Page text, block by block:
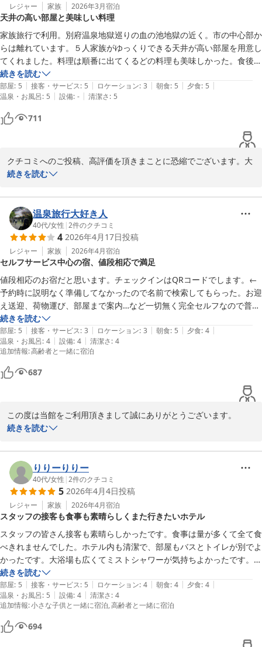
ゆとりろ別府　宗像
別府温泉 和モダン湯宿 ゆとりろ別府
2026-04-25
レジャー 家族 2026年3月宿泊
天井の高い部屋と美味しい料理
家族旅行で利用。別府温泉地獄巡りの血の池地獄の近く。市の中心部か
らは離れています。５人家族がゆっくりできる天井が高い部屋を用意し
てくれました。料理は順番に出てくるどの料理も美味しかった。食後の
フリードリンクサービス(焼酎含む)も良い。お土産コーナーはあまりあ
りません。
続きを読む
部屋: 5 | 接客・サービス: 5 | ロケーション: 3 | 朝食: 5 | 夕食: 5 |
温泉・お風呂: 5 | 設備: - | 清潔さ: 5
711
クチコミへのご投稿、高評価を頂きまことに恐縮でございます。大
変嬉しく思っております。
おもてなしの心を大切にしお客さまのご期待に添えるサービスを提
供していく所存でございます。
今後も多くのお客様に選ばれる旅館を目指し精進して参ります。
またこちらへお越しの際は、ぜひ当館をご利用ください。
ゆとりろ別府　伊東
別府温泉 和モダン湯宿 ゆとりろ別府
2026-04-22
続きを読む
温泉旅行大好き人
40代/女性 |2件のクチコミ
4 2026年4月17日投稿
レジャー 家族 2026年4月宿泊
セルフサービス中心の宿、値段相応で満足
値段相応のお宿だと思います。チェックインはQRコードでします。←
予約時に説明なく準備してなかったので名前で検索してもらった。お迎
え送迎、荷物運び、部屋まで案内…など一切無く完全セルフなので普通
の旅館とは違いますが、そういうのが煩わしい方や若者にはオススメ。
色浴衣、アメニティはロビーで選んで持っていくスタイル。←個人的に
は浴衣じゃなくて作務衣が良かった。浴衣は厚みがありゴワついてて、
とても寝苦しかった。お部屋は3人で15畳で十分な広さ。照明がどの部
屋も暗くて目の悪い私と年寄にはちょっと不便。洗面台は２つ。←人数
分の歯ブラシとドライヤー1つある。トイレは自動洗浄だったがフタが
壊れてた。←消臭剤なかった。部屋に少し大きめの冷蔵庫がありとても
助かった。←お湯沸かす用のお水が1本入ってたら良い。水道水はちょ
っと…。車を出せば近くにコンビニある。布団敷きもセルフ。←シーツ
は綺麗に敷くのが大変でした。ボックスタイプにしてほしい。お風呂に
一つ。大きめで着替えが隠れてとても良い。お風呂は貸切を予約。クレ
ンジングや洗顔料、化粧水、ボディソープ、シャンプーリンスありまし
た！ドライヤーもあり。←追加のタオルが置いてあればなお良いのに。
シャワーの位置が高く使いづらい。夕食はテーブル席で隣との目隠しが
欲しかった。フロアの方が近くに立っていて何度も目が合い食べにく
い。少なめとあったが普通の量。←カツオのサラダはちょっと生臭かっ
た。クロメのおみそ汁もちょっとクセあり。名物のりゅうきゅうも1切
れが大きくて食べにくい。料理長のサービスの一品を頂いた。←こうい
うのはテンション上がる！追加のアルコールやドリンクもす全てQRコ
ードで頼みます。その際テーブルNoを入れるスタイル。水、お茶はセ
ルフ。朝食は7:30から半セルフ。アジの干物は焼き立てがテーブルに来
ます。←油が乗って美味しい。ご飯もおかわり自由。中年女性客がおか
ラウンジにはフリードリンクがあり焼酎、ソフトドリンク、コーヒー、
黒豆麦茶など飲み放題。チェックアウトはスムーズに終わり、マツコ・
続きを読む
部屋: 5 | 接客・サービス: 3 | ロケーション: 3 | 朝食: 5 | 夕食: 4 |
温泉・お風呂: 4 | 設備: 4 | 清潔さ: 4
追加情報:高齢者と一緒に宿泊
687
この度は当館をご利用頂きまして誠にありがとうございます。
また、その際のご感想をお寄せ頂き、心より感謝いたします。
て参る所存にございます。
今回頂戴しましたご意見を基に、改めましてより良いサービス向上
を目指し精進して参ります。
またのご来館を楽しみにお待ちしております。
ゆとりろ別府　宗像
別府温泉 和モダン湯宿 ゆとりろ別府
2026-04-18
続きを読む
りりーりりー
40代/女性 |2件のクチコミ
5 2026年4月4日投稿
レジャー 家族 2026年4月宿泊
スタッフの接客も食事も素晴らしくまた行きたいホテル
スタッフの皆さん接客も素晴らしかったです。食事は量が多くて全て食
べきれませんでした。ホテル内も清潔で、部屋もバスとトイレが別でよ
かったです。大浴場も広くてミストシャワーが気持ちよかったです。夕
食後に入りましたがちょうど他の方がいない時間帯でほぼ貸切でした。
また行きたいです。
続きを読む
部屋: 5 | 接客・サービス: 5 | ロケーション: 4 | 朝食: 4 | 夕食: 4 |
温泉・お風呂: 5 | 設備: 4 | 清潔さ: 4
追加情報:小さな子供と一緒に宿泊 高齢者と一緒に宿泊
694